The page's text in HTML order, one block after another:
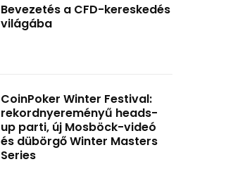
Bevezetés a CFD-kereskedés
világába
CoinPoker Winter Festival:
rekordnyereményű heads-
up parti, új Mosböck-videó
és dübörgő Winter Masters
Series